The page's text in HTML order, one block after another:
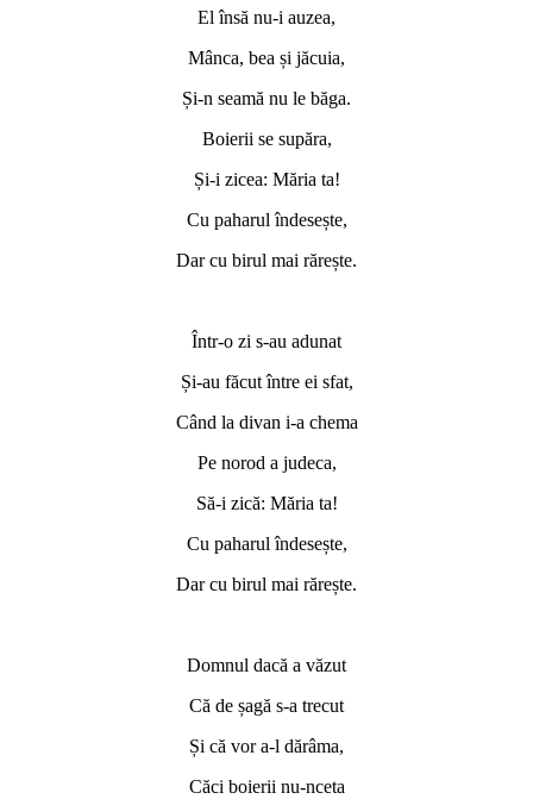
El însă nu-i auzea,
Mânca, bea și jăcuia,
Și-n seamă nu le băga.
Boierii se supăra,
Și-i zicea: Măria ta!
Cu paharul îndesește,
Dar cu birul mai rărește.
Într-o zi s-au adunat
Și-au făcut între ei sfat,
Când la divan i-a chema
Pe norod a judeca,
Să-i zică: Măria ta!
Cu paharul îndesește,
Dar cu birul mai rărește.
Domnul dacă a văzut
Că de șagă s-a trecut
Și că vor a-l dărâma,
Căci boierii nu-nceta